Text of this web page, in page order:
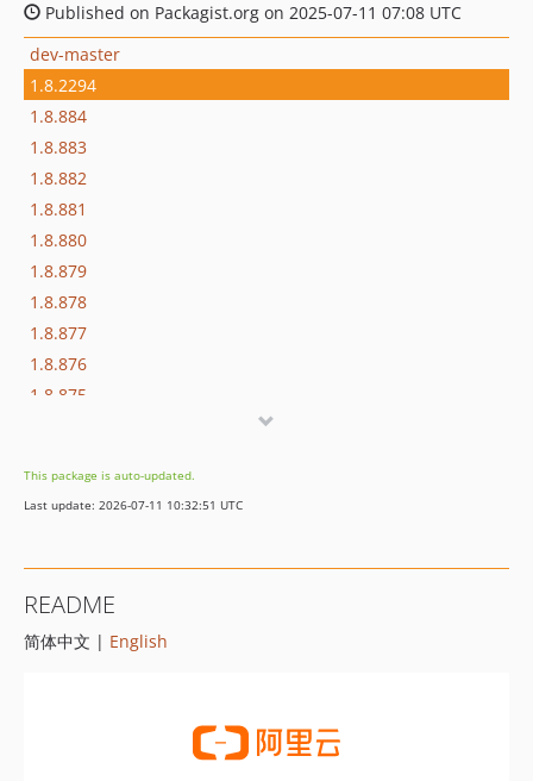
Published on Packagist.org on 2025-07-11 07:08 UTC
dev-master
1.8.2294
1.8.884
1.8.883
1.8.882
1.8.881
1.8.880
1.8.879
1.8.878
1.8.877
1.8.876
1.8.875
1.8.872
1.8.869
1.8.850
1.8.849
This package is auto-updated.
Last update: 2026-07-11 10:32:51 UTC
README
简体中文 | English